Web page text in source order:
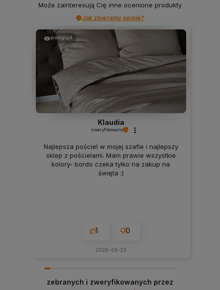
Może zainteresują Cię inne ocenione produkty
Jak zbieramy opinie?
podgląd
Klaudia
zweryfikowano
Najlepsza pościel w mojej szafie i najlepszy
sklep z pościelami. Mam prawie wszystkie
kolory- bordo czeka tylko na zakup na
święta :)
1 0
2026-06-23
zebranych i zweryfikowanych przez